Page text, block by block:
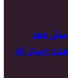
مهر